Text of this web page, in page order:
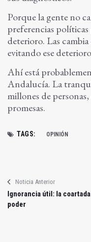
Porque la gente no
preferencias
deterioro. Las
evitando ese
Ahí está
Andalucía. La
millones de personas,
promesas.
TAGS: OPINIÓN
Noticia Anterior
Ignorancia útil: la
poder